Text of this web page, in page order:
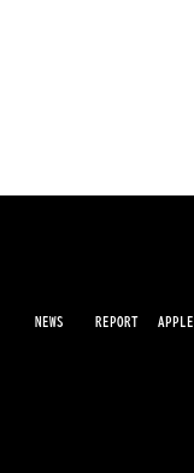
NEWS REPORT APPLE